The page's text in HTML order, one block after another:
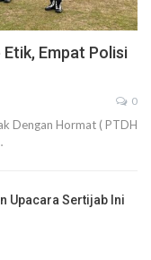
Empat Polisi
0
Dengan Hormat ( PTDH
Upacara Sertijab Ini